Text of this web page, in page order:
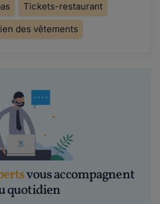
Tickets-restaurant
des vêtements
vous accompagnent
quotidien